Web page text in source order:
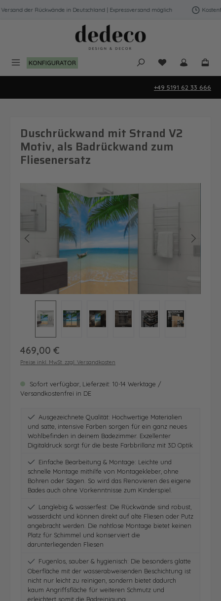
Zum Hauptinhalt springen
der Rückwände in Deutschland | Expressversand möglich
KONFIGURATOR Du hast 0
+49 5191 62 33 666
Duschrückwand mit Strand V2
Motiv, als Badrückwand zum
Fliesenersatz
Bildergalerie überspringen
Regulärer Preis:
469,00 €
Preise inkl. MwSt. zzgl. Versandkosten
Sofort verfügbar, Lieferzeit: 10-14 Werktage /
Versandkostenfrei in DE
Ausgezeichnete Qualität: Hochwertige Materialien
und satte, intensive Farben sorgen für ein ganz neues
Wohlbefinden in deinem Badezimmer. Exzellenter
Digitaldruck sorgt für die beste Farbbrillanz mit 3D Optik
Einfache Bearbeitung & Montage: Leichte und
schnelle Montage mithilfe von Montagekleber, ohne
Bohren oder Sägen. So wird das Renovieren des eigene
Bades auch ohne Vorkenntnisse zum Kinderspiel.
Langlebig & wasserfest: Die Rückwände sind robust,
wasserdicht und können direkt auf alte Fliesen oder Putz
angebracht werden. Die nahtlose Montage bietet keinen
Platz für Schimmel und konserviert die
darunterliegenden Fliesen
Fugenlos, sauber & hygienisch: Die besonders glatte
Oberfläche mit der wasserabweisenden Beschichtung ist
nicht nur leicht zu reinigen, sondern bietet dadurch
kaum Angriffsfläche für weiteren Schmutz und
erleichtert somit die Badreinigung